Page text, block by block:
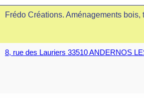
Frédo Créations. Aménagements bois,
8, rue des Lauriers 33510 ANDERNOS